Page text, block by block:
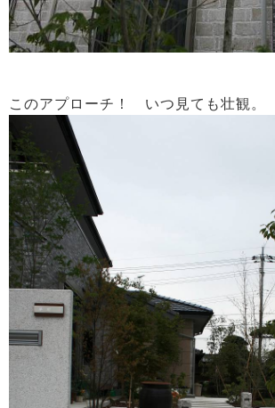
このアプローチ！ いつ見ても壮観。